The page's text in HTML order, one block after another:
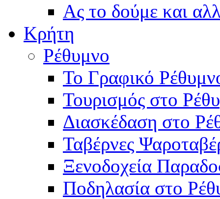
Ας το δούμε και
Κρήτη
Ρέθυμνο
Το Γραφικό
Τουρισμός στο
Διασκέδαση στο
Ταβέρνες
Ξενοδοχεία
Ποδηλασία στο